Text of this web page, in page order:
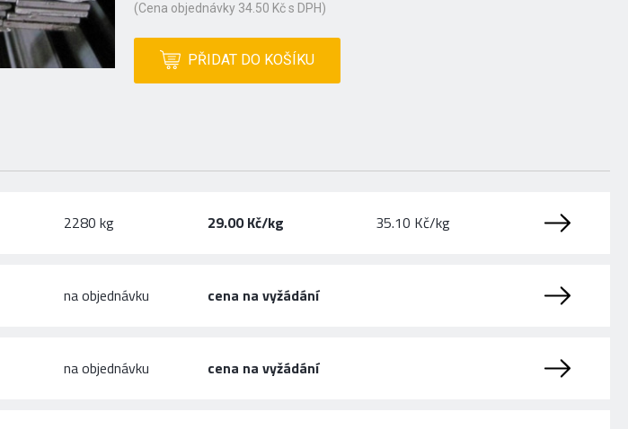
(Cena objednávky 34.50 Kč s DPH)
PŘIDAT DO KOŠÍKU
2280 kg 29.00 Kč/kg 35.10 Kč/kg
na objednávku cena na vyžádání
na objednávku cena na vyžádání